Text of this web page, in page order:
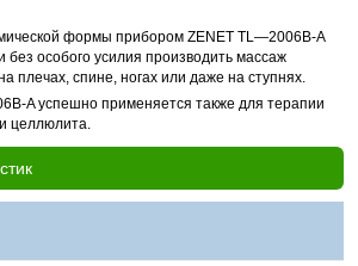
формы прибором ZENET TL—2006B-A
без особого усилия производить массаж
плечах, спине, ногах или даже на ступнях.
A успешно применяется также для терапии
целлюлита.